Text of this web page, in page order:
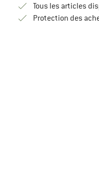
Tous les articles
Protection des